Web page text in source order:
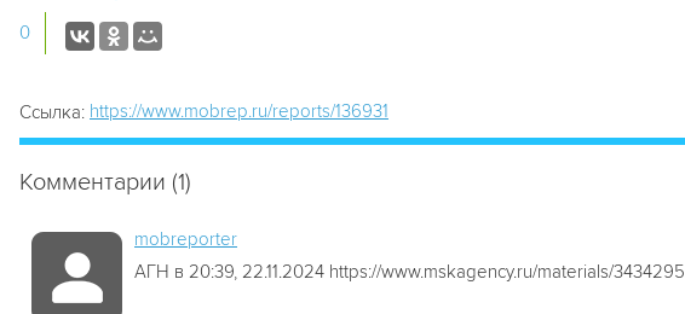
0
Ссылка: https://www.mobrep.ru/reports/136931
Комментарии (1)
mobreporter
АГН в 20:39, 22.11.2024 https://www.mskagency.ru/materials/3434295